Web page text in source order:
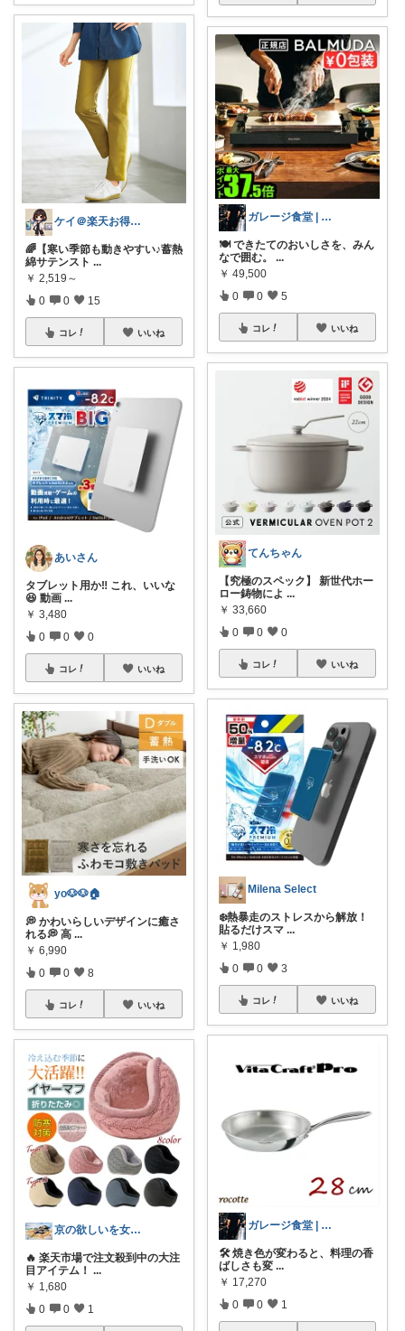
ケイ＠楽天お得生活
🌈【寒い季節も動きやすい♪蓄熱
綿サテンスト ...
￥ 2,519～
0 0 15
コレ いいね
あいさん
タブレット用か‼️ これ、いいな
😆 動画 ...
￥ 3,480
0 0 0
コレ いいね
yo🐶🐶🏠
💭 かわいらしいデザインに癒さ
れる💭 高 ...
￥ 6,990
0 0 8
コレ いいね
京の欲しいを女性に向けて
🔥 楽天市場で注文殺到中の大注
目アイテム！ ...
￥ 1,680
0 0 1
ガレージ食堂 | 開業準備中
🍽️ できたてのおいしさを、みん
なで囲む。
...
￥ 49,500
0 0 5
コレ いいね
てんちゃん
【究極のスペック】 新世代ホー
ロー鋳物によ ...
￥ 33,660
0 0 0
コレ いいね
Milena Select
❄️熱暴走のストレスから解放！
貼るだけスマ ...
￥ 1,980
0 0 3
コレ いいね
ガレージ食堂 | 開業準備中
🛠️ 焼き色が変わると、料理の香
ばしさも変 ...
￥ 17,270
0 0 1